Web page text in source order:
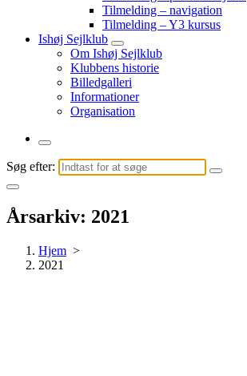
Tilmelding – navigation
Tilmelding – Y3 kursus
Ishøj Sejlklub
Om Ishøj Sejlklub
Klubbens historie
Billedgalleri
Informationer
Organisation
Søg efter:
Årsarkiv: 2021
Hjem >
2021